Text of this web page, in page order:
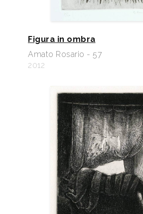
Figura in ombra
Amato Rosario - 57
2012